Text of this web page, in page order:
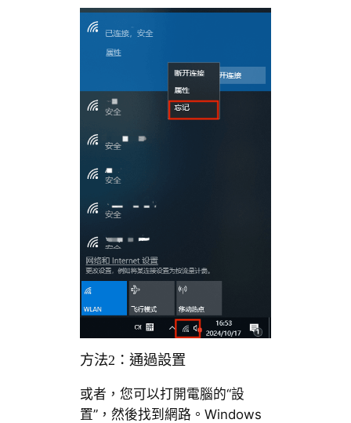
方法2：通過設置
或者，您可以打開電腦的“設
置”，然後找到網路。Windows